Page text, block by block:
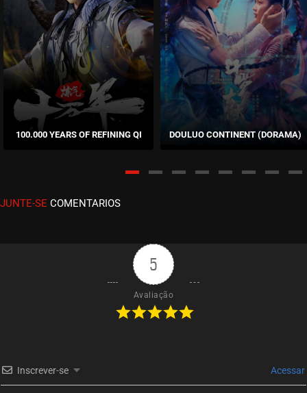
ASSISTIDO
ASSISTIDO
EPISÓDIO 22
março 24, 2026
EPISÓDIO 21
março 24, 2026
ASSISTIDO
EPISÓDIO 19
março 15, 2026
EPISÓDIO 18
EPISÓDIO 17
100.000 YEARS OF REFINING QI DOULUO CONTINENT (DORAMA)
JUNTE-SE COMENTARIOS
5
Avaliação
Inscrever-se Acessar